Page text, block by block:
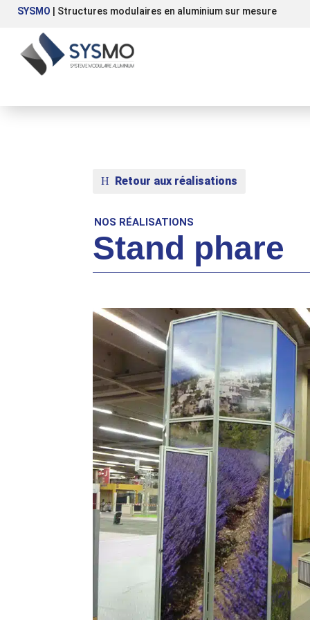
SYSMO | Structures modulaires en aluminium sur mesure
Retour aux réalisations
NOS RÉALISATIONS
Stand phare